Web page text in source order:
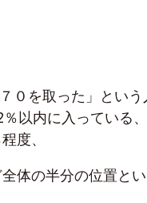
０を取った」という
以内に入っている
度、
体の半分の位置とい